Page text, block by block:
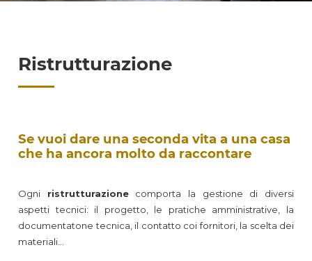
Ristrutturazione
Se vuoi dare una seconda vita a una casa
che ha ancora molto da raccontare
Ogni ristrutturazionecomporta la gestione di diversi
aspetti tecnici: il progetto, le pratiche amministrative, la
documentatone tecnica, il contatto coi fornitori, la scelta dei
materiali…